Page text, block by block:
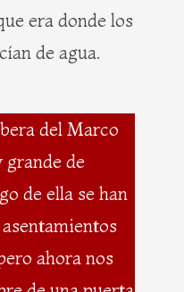
era donde los
de agua.
del Marco
grande de
de ella se han
ahora nos